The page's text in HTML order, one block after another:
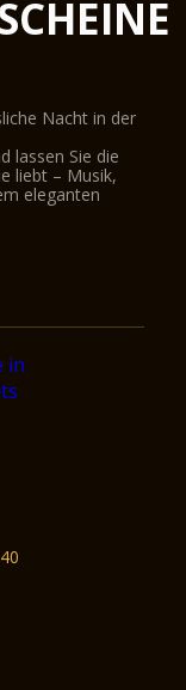
Nacht in der
lassen Sie die
liebt – Musik,
eleganten